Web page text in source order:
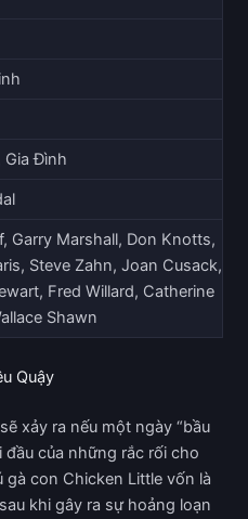
Gia Đình
Garry Marshall, Don Knotts,
Steve Zahn, Joan Cusack,
Fred Willard, Catherine
Shawn
Quậy
xảy ra nếu một ngày “bầu
của những rắc rối cho
gà con Chicken Little vốn là
khi gây ra sự hoảng loạn